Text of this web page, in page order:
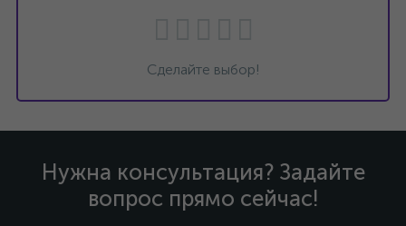
Сделайте выбор!
Нужна консультация? Задайте
вопрос прямо сейчас!